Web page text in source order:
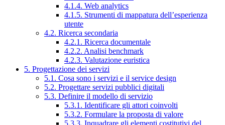
4.1.4. Web analytics
4.1.5. Strumenti di mappatura dell’esperienza
utente
4.2. Ricerca secondaria
4.2.1. Ricerca documentale
4.2.2. Analisi benchmark
4.2.3. Valutazione euristica
5. Progettazione dei servizi
5.1. Cosa sono i servizi e il service design
5.2. Progettare servizi pubblici digitali
5.3. Definire il modello di servizio
5.3.1. Identificare gli attori coinvolti
5.3.2. Formulare la proposta di valore
5.3.3. Inquadrare gli elementi costitutivi del